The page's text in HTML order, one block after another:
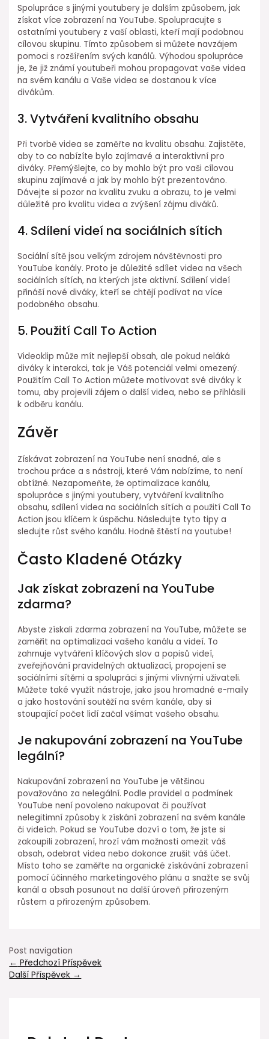
Spolupráce s jinými youtubery je dalším způsobem, jak
získat více zobrazení na YouTube. Spolupracujte s
ostatními youtubery z vaší oblasti, kteří mají podobnou
cílovou skupinu. Tímto způsobem si můžete navzájem
pomoci s rozšířením svých kanálů. Výhodou spolupráce
je, že již známí youtubeři mohou propagovat vaše videa
na svém kanálu a Vaše videa se dostanou k více
divákům.
3. Vytváření kvalitního obsahu
Při tvorbě videa se zaměřte na kvalitu obsahu. Zajistěte,
aby to co nabízíte bylo zajímavé a interaktivní pro
diváky. Přemýšlejte, co by mohlo být pro vaši cílovou
skupinu zajímavé a jak by mohlo být prezentováno.
Dávejte si pozor na kvalitu zvuku a obrazu, to je velmi
důležité pro kvalitu videa a zvýšení zájmu diváků.
4. Sdílení videí na sociálních sítích
Sociální sítě jsou velkým zdrojem návštěvnosti pro
YouTube kanály. Proto je důležité sdílet videa na všech
sociálních sítích, na kterých jste aktivní. Sdílení videí
přináší nové diváky, kteří se chtějí podívat na více
podobného obsahu.
5. Použití Call To Action
Videoklip může mít nejlepší obsah, ale pokud neláká
diváky k interakci, tak je Váš potenciál velmi omezený.
Použitím Call To Action můžete motivovat své diváky k
tomu, aby projevili zájem o další videa, nebo se přihlásili
k odběru kanálu.
Závěr
Získávat zobrazení na YouTube není snadné, ale s
trochou práce a s nástroji, které Vám nabízíme, to není
obtížné. Nezapomeňte, že optimalizace kanálu,
spolupráce s jinými youtubery, vytváření kvalitního
obsahu, sdílení videa na sociálních sítích a použití Call To
Action jsou klíčem k úspěchu. Následujte tyto tipy a
sledujte růst svého kanálu. Hodně štěstí na youtube!
Často Kladené Otázky
Jak získat zobrazení na YouTube
zdarma?
Abyste získali zdarma zobrazení na YouTube, můžete se
zaměřit na optimalizaci vašeho kanálu a videí. To
zahrnuje vytváření klíčových slov a popisů videí,
zveřejňování pravidelných aktualizací, propojení se
sociálními sítěmi a spolupráci s jinými vlivnými uživateli.
Můžete také využít nástroje, jako jsou hromadné e-maily
a jako hostování soutěží na svém kanále, aby si
stoupající počet lidí začal všímat vašeho obsahu.
Je nakupování zobrazení na YouTube
legální?
Nakupování zobrazení na YouTube je většinou
považováno za nelegální. Podle pravidel a podmínek
YouTube není povoleno nakupovat či používat
nelegitimní způsoby k získání zobrazení na svém kanále
či videích. Pokud se YouTube dozví o tom, že jste si
zakoupili zobrazení, hrozí vám možnosti omezit váš
obsah, odebrat videa nebo dokonce zrušit váš účet.
Místo toho se zaměřte na organické získávání zobrazení
pomocí účinného marketingového plánu a snažte se svůj
kanál a obsah posunout na další úroveň přirozeným
růstem a přirozeným způsobem.
Post navigation
← Předchozí Příspěvek
Další Příspěvek →